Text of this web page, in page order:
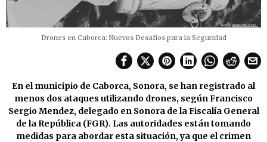
Drones en Caborca: Nuevos Desafíos para la Seguridad
En el municipio de Caborca, Sonora, se han registrado al
menos dos ataques utilizando drones, según Francisco
Sergio Mendez, delegado en Sonora de la Fiscalía General
de la República (FGR). Las autoridades están tomando
medidas para abordar esta situación, ya que el crimen